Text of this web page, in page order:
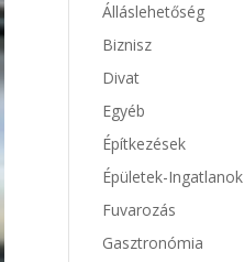
Álláslehetőség
Biznisz
Divat
Egyéb
Építkezések
Épületek-Ingatlanok
Fuvarozás
Gasztronómia